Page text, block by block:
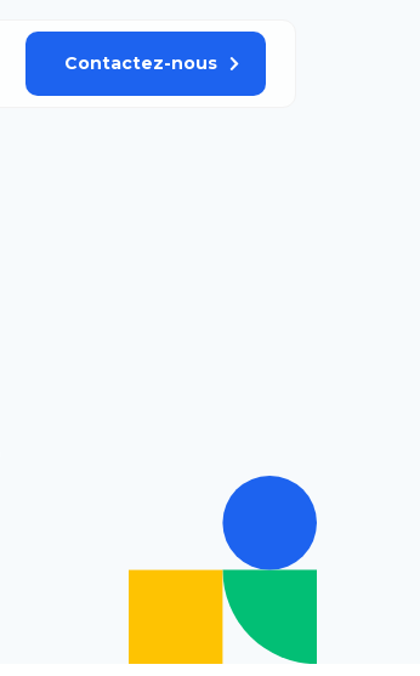
Contactez-nous